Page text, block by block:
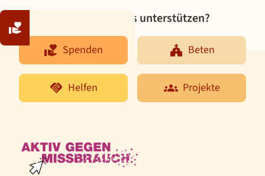
Spenden
Beten
Projekte
Möchten Sie uns unterstützen?
Spenden Beten
Helfen Projekte